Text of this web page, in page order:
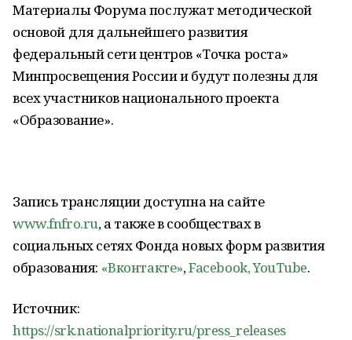
Материалы Форума послужат методической
основой для дальнейшего развития
федеральный сети центров «Точка роста»
Минпросвещения России и будут полезны для
всех участников национального проекта
«Образование».
Запись трансляции доступна на сайте
www.fnfro.ru, а также в сообществах в
социальных сетях Фонда новых форм развития
образования: «Вконтакте»,Facebook,YouTube.
Источник:
https://srk.nationalpriority.ru/press_releases